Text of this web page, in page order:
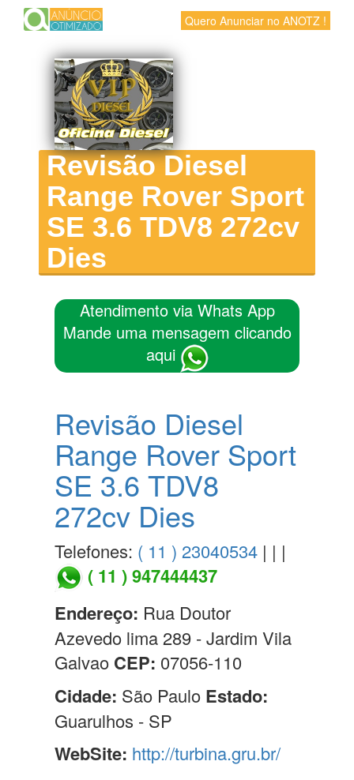
Quero Anunciar no ANOTZ !
Revisão Diesel
Range Rover Sport
SE 3.6 TDV8 272cv
Dies
Atendimento via Whats App
Mande uma mensagem clicando
aqui
Revisão Diesel
Range Rover Sport
SE 3.6 TDV8
272cv Dies
Telefones: ( 11 ) 23040534 | | |
( 11 ) 947444437
Endereço: Rua Doutor
Azevedo lima 289 - Jardim Vila
Galvao CEP: 07056-110
Cidade: São Paulo Estado:
Guarulhos - SP
WebSite: http://turbina.gru.br/